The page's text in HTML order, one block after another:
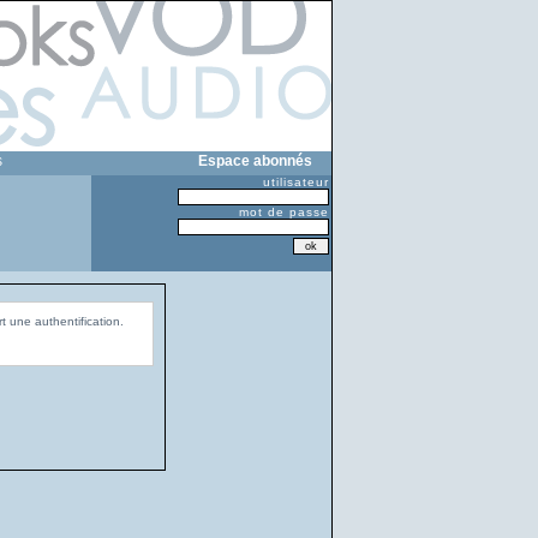
Espace abonnés
utilisateur
mot de passe
une authentification.